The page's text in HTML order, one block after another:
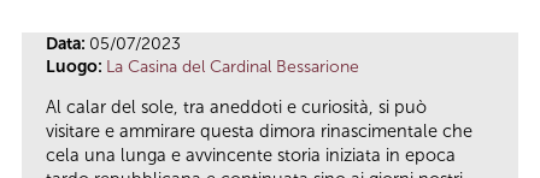
Data: 05/07/2023
Luogo: La Casina del Cardinal Bessarione
Al calar del sole, tra aneddoti e curiosità, si può
visitare e ammirare questa dimora rinascimentale che
cela una lunga e avvincente storia iniziata in epoca